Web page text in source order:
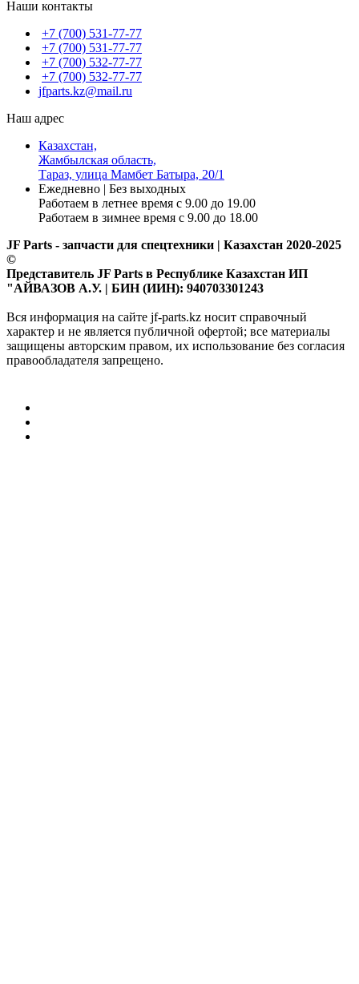
Наши контакты
+7 (700) 531-77-77
+7 (700) 531-77-77
+7 (700) 532-77-77
+7 (700) 532-77-77
jfparts.kz@mail.ru
Наш адрес
Казахстан,
Жамбылская область,
Тараз, улица Мамбет Батыра, 20/1
Ежедневно | Без выходных
Работаем в летнее время с 9.00 до 19.00
Работаем в зимнее время с 9.00 до 18.00
JF Parts - запчасти для спецтехники | Казахстан 2020-2025
©
Представитель JF Parts в Республике Казахстан ИП
"АЙВАЗОВ А.У. | БИН (ИИН): 940703301243
Вся информация на сайте jf-parts.kz носит справочный
характер и не является публичной офертой; все материалы
защищены авторским правом, их использование без согласия
правообладателя запрещено.